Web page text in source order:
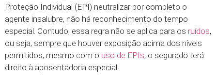
Proteção Individual (EPI) neutralizar por completo o
agente insalubre, não há reconhecimento do tempo
especial. Contudo, essa regra não se aplica para os ruídos,
ou seja, sempre que houver exposição acima dos níveis
permitidos, mesmo com o uso de EPIs, o segurado terá
direito à aposentadoria especial.